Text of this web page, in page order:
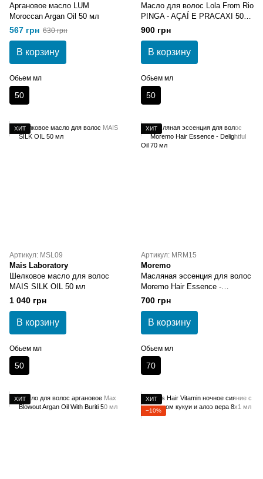
Аргановое масло LUM
Moroccan Argan Oil 50 мл
567 грн 630 грн
В корзину
Обьем мл
50
Масло для волос Lola From Rio
PINGA - AÇAÍ E PRACAXI 50
мл
900 грн
В корзину
Обьем мл
50
ХИТ
Артикул: MSL09
Mais Laboratory
Шелковое масло для волос
MAIS SILK OIL 50 мл
1 040 грн
В корзину
Обьем мл
50
ХИТ
Артикул: MRM15
Moremo
Масляная эссенция для волос
Moremo Hair Essence -
Delightful Oil 70 мл
700 грн
В корзину
Обьем мл
70
ХИТ
ХИТ
−10%